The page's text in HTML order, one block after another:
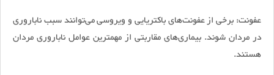
عفونت: برخی از عفونت‌های باکتریایی و ویروسی می‌توانند سبب ناباروری
در مردان شوند. بیماری‌های مقاربتی از مهمترین عوامل ناباروری مردان
هستند.